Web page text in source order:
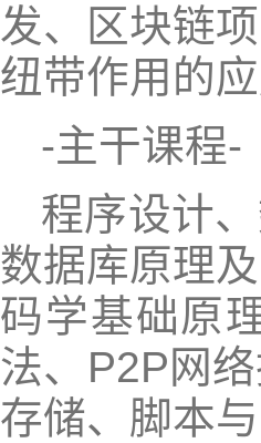
发、区块链
纽带作用的
-主干课程-
程序设计
数据库原理
码学基础原
法、P2P网
存储、脚本